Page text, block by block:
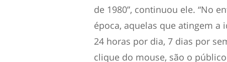
de 1980”, continuou ele. “No
época, aquelas que atingem
24 horas por dia, 7 dias por
clique do mouse, são o